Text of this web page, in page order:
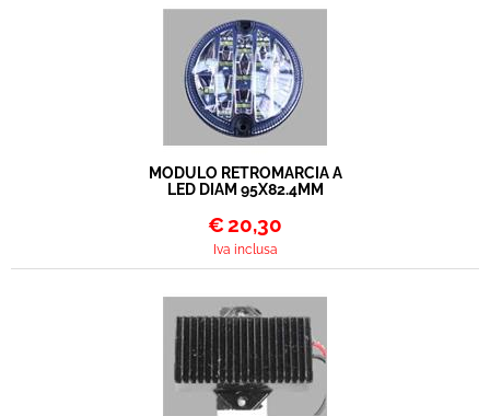
MODULO RETROMARCIA A
LED DIAM 95X82.4MM
€20,30
Iva inclusa